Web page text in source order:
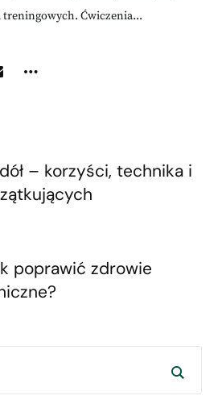
Ćwiczenia...
– korzyści, technika i
poprawić zdrowie